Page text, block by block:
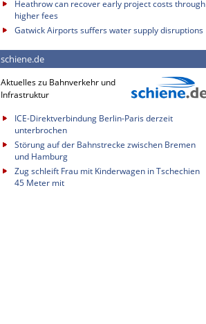
Heathrow can recover early project costs through
higher fees
Gatwick Airports suffers water supply disruptions
schiene.de
Aktuelles zu Bahnverkehr und
Infrastruktur
ICE-Direktverbindung Berlin-Paris derzeit
unterbrochen
Störung auf der Bahnstrecke zwischen Bremen
und Hamburg
Zug schleift Frau mit Kinderwagen in Tschechien
45 Meter mit